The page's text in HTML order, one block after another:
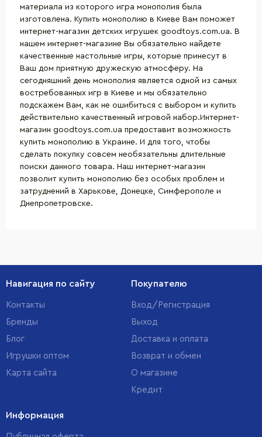
материала из которого игра монополия была
изготовлена. Купить монополию в Киеве Вам поможет
интернет-магазин детских игрушек goodtoys.com.ua. В
нашем интернет-магазине Вы обязательно найдете
качественные настольные игры, которые принесут в
Ваш дом приятную дружескую атмосферу. На
сегодняшний день монополия является одной из самых
востребованных игр в Киеве и мы обязательно
подскажем Вам, как не ошибиться с выбором и купить
действительно качественный игровой набор.Интернет-
магазин goodtoys.com.ua предоставит возможность
купить монополию в Украине. И для того, чтобы
сделать покупку совсем необязательны длительные
поиски данного товара. Наш интернет-магазин
позволит купить монополию без особых проблем и
затруднений в Харькове, Донецке, Симферополе и
Днепропетровске.
Навигация по сайту
Контакты
Бренды
Блог
Игрушки оптом
Карта сайта
Покупателю
Вход/Регистрация
Выход
Доставка и оплата
Возврат и обмен
О магазине
Кредит
Информация